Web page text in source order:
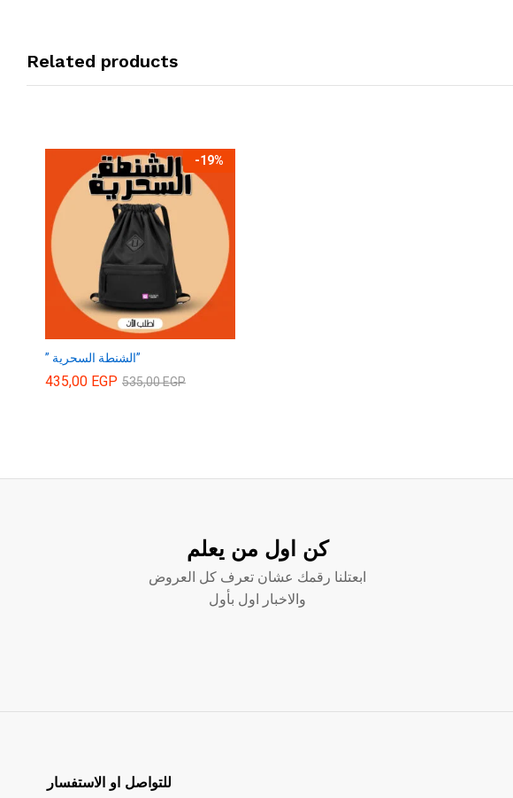
Related products
-19%
” الشنطة السحرية”
435,00 EGP 535,00EGP
كن اول من يعلم
ابعتلنا رقمك عشان تعرف كل العروض
والاخبار اول بأول
للتواصل او الاستفسار